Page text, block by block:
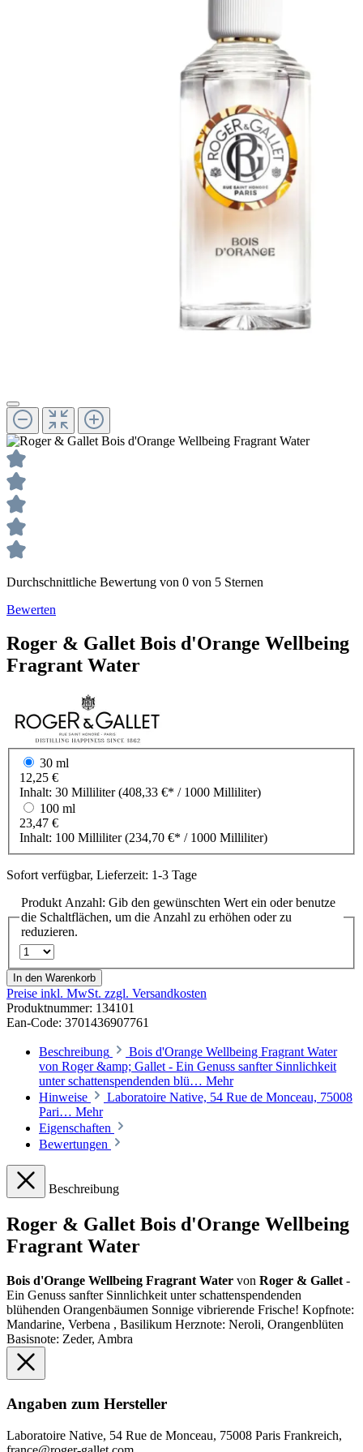
Durchschnittliche Bewertung von 0 von 5 Sternen
Bewerten
Roger & Gallet Bois d'Orange Wellbeing
Fragrant Water
30 ml
12,25 €
Inhalt: 30 Milliliter(408,33 €* / 1000 Milliliter)
100 ml
23,47 €
Inhalt: 100 Milliliter(234,70 €* / 1000 Milliliter)
Sofort verfügbar, Lieferzeit: 1-3 Tage
Produkt Anzahl: Gib den gewünschten Wert ein oder benutze
die Schaltflächen, um die Anzahl zu erhöhen oder zu
reduzieren.
In den Warenkorb
Preise inkl. MwSt. zzgl. Versandkosten
Produktnummer: 134101
Ean-Code: 3701436907761
Beschreibung
Bois d'Orange Wellbeing Fragrant Water
von Roger &amp; Gallet - Ein Genuss sanfter Sinnlichkeit
unter schattenspendenden blü… Mehr
Hinweise
Laboratoire Native, 54 Rue de Monceau, 75008
Pari… Mehr
Eigenschaften
Bewertungen
Beschreibung
Roger & Gallet Bois d'Orange Wellbeing
Fragrant Water
Bois d'Orange Wellbeing Fragrant Water von Roger & Gallet -
Ein Genuss sanfter Sinnlichkeit unter schattenspendenden
blühenden Orangenbäumen Sonnige vibrierende Frische! Kopfnote:
Mandarine, Verbena , Basilikum Herznote: Neroli, Orangenblüten
Basisnote: Zeder, Ambra
Angaben zum Hersteller
Laboratoire Native, 54 Rue de Monceau, 75008 Paris Frankreich,